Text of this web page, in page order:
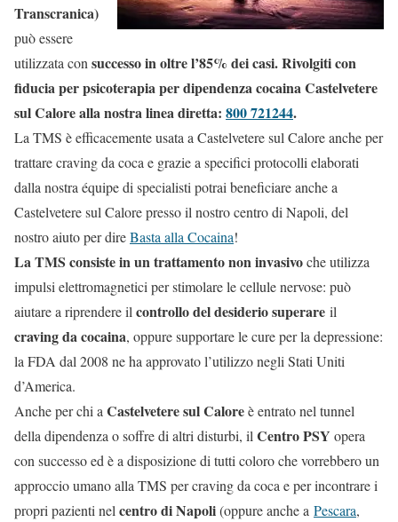
Transcranica)
può essere
utilizzata consuccesso in oltre l’85% dei casi. Rivolgiti con
fiducia per psicoterapia per dipendenza cocaina Castelvetere
sul Calore alla nostra linea diretta: 800 721244.
La TMS è efficacemente usata a Castelvetere sul Calore anche per
trattare craving da coca e grazie a specifici protocolli elaborati
dalla nostra équipe di specialisti potrai beneficiare anche a
Castelvetere sul Calore presso il nostro centro di Napoli, del
nostro aiuto per direBasta alla Cocaina!
La TMS consiste in un trattamento non invasivoche utilizza
impulsi elettromagnetici per stimolare le cellule nervose: può
aiutare a riprendere ilcontrollo del desiderio superare il
craving da cocaina, oppure supportare le cure per la depressione:
la FDA dal 2008 ne ha approvato l’utilizzo negli Stati Uniti
d’America.
Anche per chi aCastelvetere sul Caloreè entrato nel tunnel
della dipendenza o soffre di altri disturbi, ilCentro PSY opera
con successo ed è a disposizione di tutti coloro che vorrebbero un
approccio umano alla TMS per craving da coca e per incontrare i
propri pazienti nelcentro di Napoli(oppure anche a Pescara,